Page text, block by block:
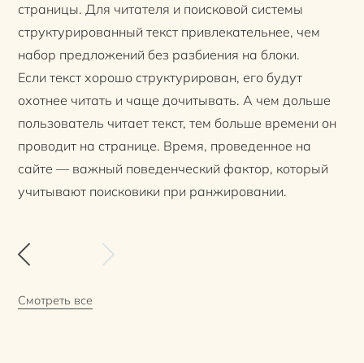
страницы. Для читателя и поисковой системы
структурированный текст привлекательнее, чем
набор предложений без разбиения на блоки.
Если текст хорошо структурирован, его будут
охотнее читать и чаще дочитывать. А чем дольше
пользователь читает текст, тем больше времени он
проводит на странице. Время, проведенное на
сайте — важный поведенческий фактор, который
учитывают поисковики при ранжировании.
Смотреть все